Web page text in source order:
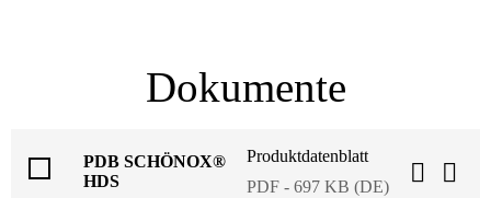
Dokumente
PDB SCHÖNOX®
HDS
Produktdatenblatt
PDF - 697 KB (DE)